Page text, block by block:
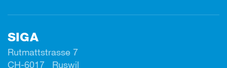
SIGA
Rutmattstrasse 7
CH-6017 Ruswil